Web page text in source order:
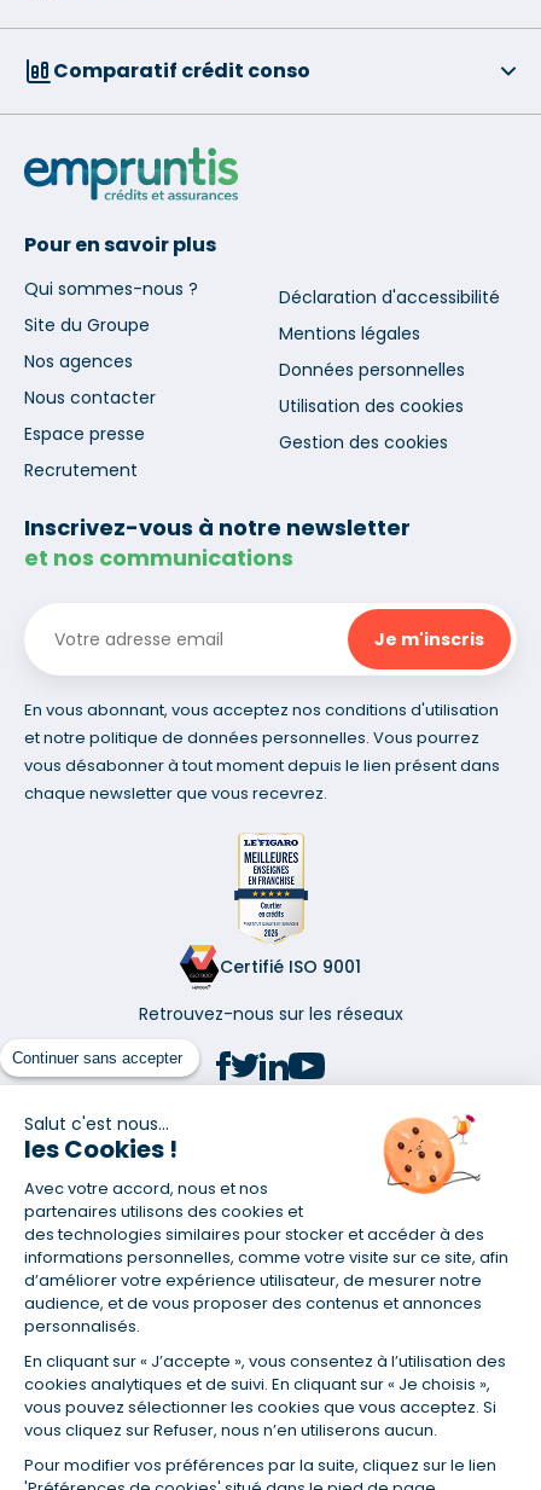
Continuer sans accepter
Salut c'est nous...
les Cookies !
Avec votre accord, nous et nos
partenaires utilisons des cookies et
des technologies similaires pour stocker et accéder à des
informations personnelles, comme votre visite sur ce site, afin
d’améliorer votre expérience utilisateur, de mesurer notre
audience, et de vous proposer des contenus et annonces
personnalisés.
En cliquant sur « J’accepte », vous consentez à l’utilisation des
cookies analytiques et de suivi. En cliquant sur « Je choisis »,
vous pouvez sélectionner les cookies que vous acceptez. Si
vous cliquez sur Refuser, nous n’en utiliserons aucun.
Pour modifier vos préférences par la suite, cliquez sur le lien
Comparatif crédit conso
Pour en savoir plus
Qui sommes-nous ?
Site du Groupe
Nos agences
Nous contacter
Espace presse
Recrutement
Déclaration d'accessibilité
Mentions légales
Données personnelles
Utilisation des cookies
Gestion des cookies
Inscrivez-vous à notre newsletter
et nos communications
En vous abonnant, vous acceptez nos conditions d'utilisation
et notre politique de données personnelles. Vous pourrez
vous désabonner à tout moment depuis le lien présent dans
chaque newsletter que vous recevrez.
Certifié ISO 9001
Retrouvez-nous sur les réseaux
(1) Taux fixe national hors assurance et selon votre profil
(2) Économie de 65 % pour l'assurance d'un prêt amortissable de 330
457,23 € à 0,90 % sur 19,5 ans, accordé à un salarié non cadre assuré à
100 % (décès, PTIA, IPP, ITT, IPP) âgé de 36 ans fumeur et une personne
salariée non cadre assurée à 100 % (décès, PTIA, IPP, ITT, IPP) âgée de 35
ans et non-fumeur, tous deux sans risque médical connu. Au
14/07/2019, coût de l'assurance proposée par la banque 179,08 €/mois
en moyenne contre 64,60 €/mois en moyenne au 14/07/2022 avec
Empruntis.com (TAEA : 0,44 %, coût total de l'assurance : 15 117,65 €).
(3) Taux minimum pour un crédit consommation d'un montant fixé entre
5 000 et 20 000 euros, selon profil et durée.
(4) La diminution du montant des mensualités entraîne l'allongement
de la durée de remboursement ainsi que la hausse du coût total du
(5) Banques de réseau, mutualistes, spécialisées, directions